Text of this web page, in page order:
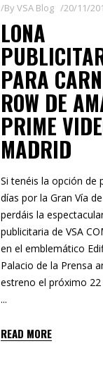
ByVSA Blog 20/11/
LONA
PARA
ROW DE
PRIME
MADRID
Si tenéis la opción de
días por la Gran Vía
perdáis la
publicitaria de VSA
en el emblemático
Palacio de la Prensa
estreno el próximo
READ MORE